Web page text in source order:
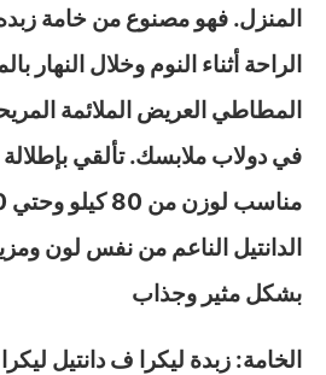
المنزل. فهو مصنوع من خامة
الراحة أثناء النوم وخلال
المطاطي العريض الملائمة
في دولاب ملابسك. تألقي بإطلالة
الدانتيل الناعم من نفس لون
بشكل مثير وجذاب
الخامة: زبدة ليكرا ف دانتيل